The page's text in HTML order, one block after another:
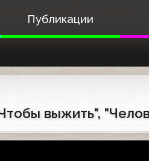
Публикации
выжить",